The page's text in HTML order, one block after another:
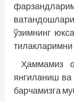
ўзимнинг
тилакларимни
Ҳаммамиз
янгиланиш
барчамизга